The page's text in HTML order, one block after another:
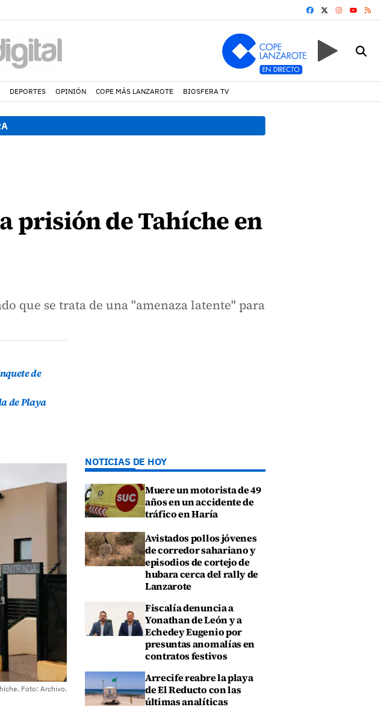
FACEBOOK
YOUTUBE
DEPORTES OPINIÓN COPE MÁS LANZAROTE BIOSFERA TV
prisión de Tahíche en
que se trata de una "amenaza latente" para
de
de Playa
Foto: Archivo.
NOTICIAS DE HOY
Muere un motorista de 49
años en un accidente de
tráfico en Haría
Avistados pollos jóvenes
de corredor sahariano y
episodios de cortejo de
hubara cerca del rally de
Lanzarote
Fiscalía denuncia a
Yonathan de León y a
Echedey Eugenio por
presuntas anomalías en
contratos festivos
Arrecife reabre la playa
de El Reducto con las
últimas analíticas